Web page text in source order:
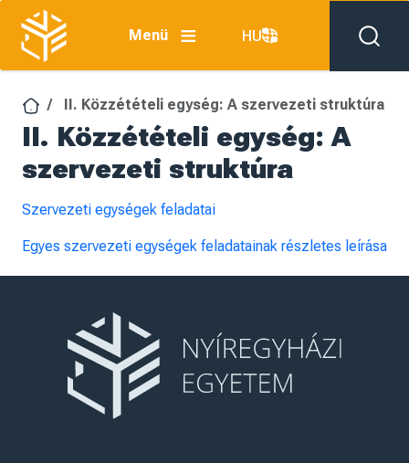
Ugrás a tartalomra
Menü
HU
II. Közzétételi egység: A szervezeti struktúra
II. Közzétételi egység: A
szervezeti struktúra
Szervezeti egységek feladatai
Egyes szervezeti egységek feladatainak részletes leírása